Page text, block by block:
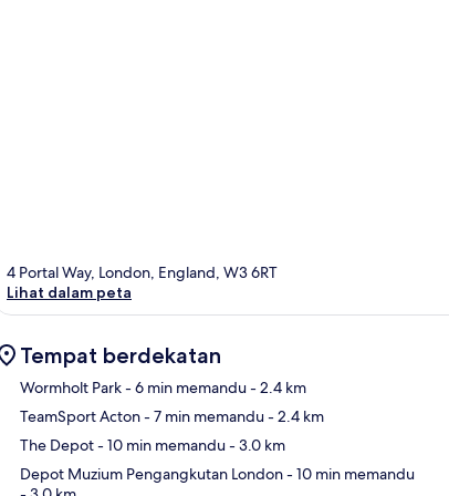
4 Portal Way, London, England, W3 6RT
Lihat dalam peta
Tempat berdekatan
Wormholt Park- 6 min memandu- 2.4 km
TeamSport Acton- 7 min memandu- 2.4 km
The Depot- 10 min memandu- 3.0 km
Depot Muzium Pengangkutan London- 10 min memandu